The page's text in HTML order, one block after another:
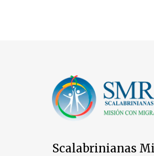
Scalabrinianas